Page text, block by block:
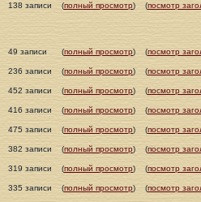
138 записи (полный просмотр) (посмотр
49 записи (полный просмотр) (посмотр
236 записи (полный просмотр) (посмотр
452 записи (полный просмотр) (посмотр
416 записи (полный просмотр) (посмотр
475 записи (полный просмотр) (посмотр
382 записи (полный просмотр) (посмотр
319 записи (полный просмотр) (посмотр
335 записи (полный просмотр) (посмотр